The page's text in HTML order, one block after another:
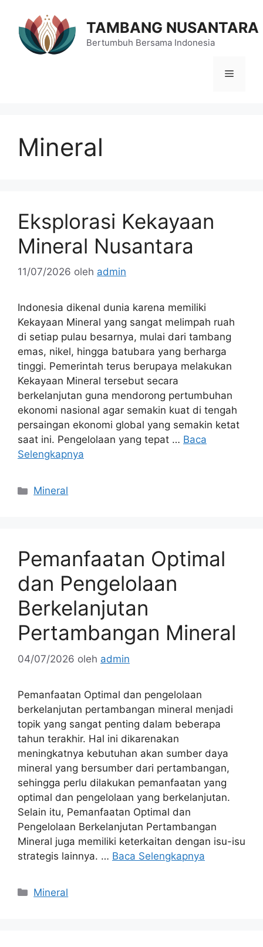
TAMBANG NUSANTARA
Bertumbuh Bersama Indonesia
Menu
Mineral
Eksplorasi Kekayaan
Mineral Nusantara
11/07/2026 oleh admin
Indonesia dikenal dunia karena memiliki
Kekayaan Mineral yang sangat melimpah ruah
di setiap pulau besarnya, mulai dari tambang
emas, nikel, hingga batubara yang berharga
tinggi. Pemerintah terus berupaya melakukan
Kekayaan Mineral tersebut secara
berkelanjutan guna mendorong pertumbuhan
ekonomi nasional agar semakin kuat di tengah
persaingan ekonomi global yang semakin ketat
saat ini. Pengelolaan yang tepat … Baca
Selengkapnya
Kategori
Mineral
Pemanfaatan Optimal
dan Pengelolaan
Berkelanjutan
Pertambangan Mineral
04/07/2026 oleh admin
Pemanfaatan Optimal dan pengelolaan
berkelanjutan pertambangan mineral menjadi
topik yang sangat penting dalam beberapa
tahun terakhir. Hal ini dikarenakan
meningkatnya kebutuhan akan sumber daya
mineral yang bersumber dari pertambangan,
sehingga perlu dilakukan pemanfaatan yang
optimal dan pengelolaan yang berkelanjutan.
Selain itu, Pemanfaatan Optimal dan
Pengelolaan Berkelanjutan Pertambangan
Mineral juga memiliki keterkaitan dengan isu-isu
strategis lainnya. … Baca Selengkapnya
Kategori
Mineral